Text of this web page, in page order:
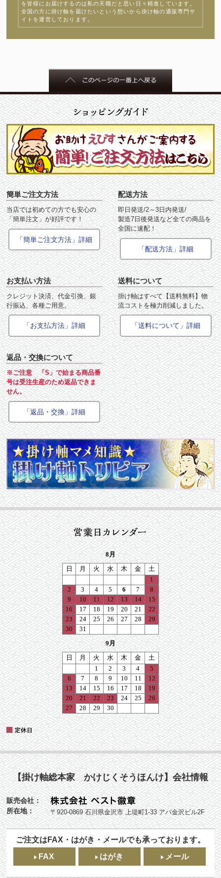
を皆様にお届けするのは私の天職だと思い日々精進しています。
全国の方に掛け軸を届けたいという想いから掛け軸の通販専門サ
イトを運営しております。
簡単ご注文方法
当店では初めての方でも安心の
「簡単注文」が好評です！
「簡単ご注文方法」詳細
配送方法
即日発送/2～3日内発送/
製造7日後発送など全ての商品を
全国に速配！
「配送方法」詳細
お支払い方法
クレジット決済、代金引換、銀
行振込、各種ご用意。
「お支払方法」詳細
送料について
掛け軸はすべて【送料無料】物
流コストを極力削減しました。
「送料について」詳細
返品・交換について
※ご注意 「S」で始まる商品番
号は受注生産のため返品できま
せん。
「返品・交換」詳細
【掛け軸総本家 かけじくそうほんけ】会社情報
販売会社：
所在地：
〒920-0869 石川県金沢市 上堤町1-33 アパ金沢ビル2F
ご注文はFAX・はがき・メールでも承っております。
FAX
はがき メール